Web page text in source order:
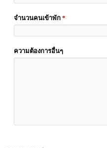
จำนวนคนเข้าพัก *
ความต้องการอื่นๆ